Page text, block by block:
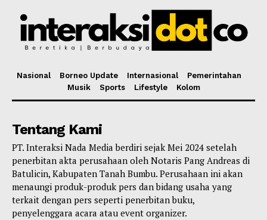
Nasional Borneo Update Internasional
Pemerintahan
Musik
Sports Lifestyle Kolom
Tentang Kami
PT. Interaksi Nada Media berdiri sejak Mei 2024 setelah
penerbitan akta perusahaan oleh Notaris Pang Andreas di
Batulicin, Kabupaten Tanah Bumbu. Perusahaan ini akan
menaungi produk-produk pers dan bidang usaha yang
terkait dengan pers seperti penerbitan buku,
penyelenggara acara atau event organizer.